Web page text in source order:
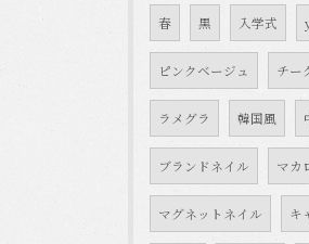
春 黒 入学式
ピンクベージュ チー
ラメグラ 韓国風
ブランドネイル マカ
マグネットネイル キ